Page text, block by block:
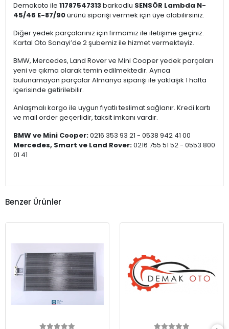
Demakoto ile 11787547313barkodlu SENSÖR Lambda N-
45/46 E-87/90ürünü siparişi vermek için üye olabilirsiniz.
Diğer yedek parçalarınız için firmamız ile iletişime geçiniz.
Kartal Oto Sanayi’de 2 şubemiz ile hizmet vermekteyiz.
BMW, Mercedes, Land Rover ve Mini Cooper yedek parçaları
yeni ve çıkma olarak temin edilmektedir. Ayrıca
bulunamayan parçalar Almanya siparişi ile yaklaşık 1 hafta
içerisinde getirilebilir.
Anlaşmalı kargo ile uygun fiyatlı teslimat sağlanır. Kredi kartı
ve mail order geçerlidir, taksit imkanı vardır.
BMW ve Mini Cooper:0216 353 93 21 - 0538 942 41 00
Mercedes, Smart ve Land Rover:0216 755 51 52 - 0553 800
01 41
Benzer Ürünler